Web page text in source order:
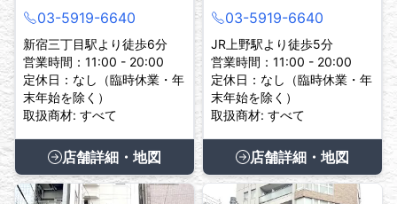
03-5919-6640
新宿三丁目駅より徒歩6分
営業時間：11:00 - 20:00
定休日：なし（臨時休業・年
末年始を除く）
取扱商材: すべて
店舗詳細・地図
03-5919-6640
JR上野駅より徒歩5分
営業時間：11:00 - 20:00
定休日：なし（臨時休業・年
末年始を除く）
取扱商材: すべて
店舗詳細・地図